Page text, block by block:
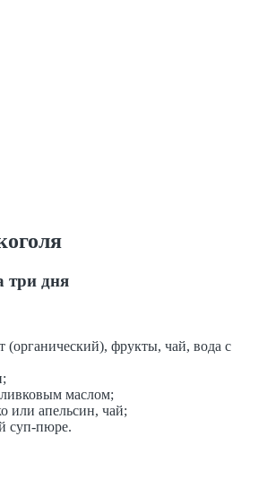
три дня
(органический), фрукты, чай, вода с
маслом;
или апельсин, чай;
суп-пюре.